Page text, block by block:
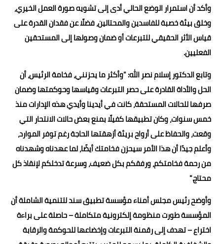
وأكد أن استمرار الوضع الحالي أدى إلى تشويه صورة العمل الخيري،
وخلق بيئة خصبة للفاسدين والمحتالين، فضلًا عن فقدان القدرة على
قياس الأثر الحقيقي للتبرعات أو ضمان وصولها إلى المستحقين
الفعليين.
وتابع الدكتور إسلام نصر الله: "وأكثر ما يحزنني، فخامة الرئيس، أن
الحل والأداة القادرة على حصر التبرعات وقياسها وحوكمتها وضمان
صرفها للحالات المستحقة، كانت في أيدينا وأيدي هذه الإدارات منذ
خمس سنوات، وكان تطبيقها كفيلًا بمنع بعض حالات الانتحار التي
وقعت، والحفاظ على أرواح بريئة أزهقتها الحاجة رغم توفر الموارد،
وأعلم جيدًا أن هذا الأمر سيحزن فخامتك أيضًا، لما عهدناه وشهدناه
من رحمة فخامتكم، ورفقكم بكل ضعيف، وسرعة تدخلكم لإنقاذ كل
محتاج."
وأوضح رئيس مجلس أمناء مؤسسة تطبيق سند للتنمية الشاملة أن
المؤسسة طورت منظومة إلكترونية متكاملة – حاصلة على براءة
اختراع – تهدف إلى رقمنة التبرعات وإخضاعها للحوكمة والرقابة